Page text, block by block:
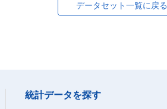
データセット一覧に戻る
統計データを探す